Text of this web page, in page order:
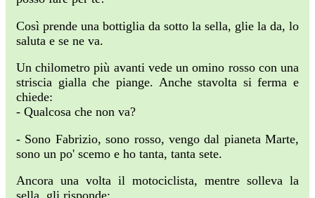
Così prende una bottiglia da sotto la sella, glie la da, lo
saluta e se ne va.
Un chilometro più avanti vede un omino rosso con una
striscia gialla che piange. Anche stavolta si ferma e
chiede:
- Qualcosa che non va?
- Sono Fabrizio, sono rosso, vengo dal pianeta Marte,
sono un po' scemo e ho tanta, tanta sete.
Ancora una volta il motociclista, mentre solleva la